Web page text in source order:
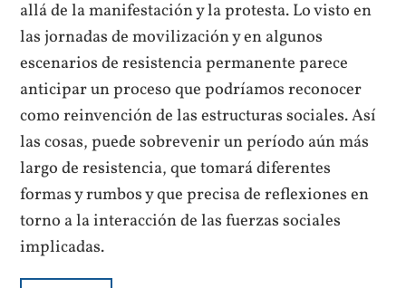
allá de la manifestación y la protesta. Lo visto en
las jornadas de movilización y en algunos
escenarios de resistencia permanente parece
anticipar un proceso que podríamos reconocer
como reinvención de las estructuras sociales. Así
las cosas, puede sobrevenir un período aún más
largo de resistencia, que tomará diferentes
formas y rumbos y que precisa de reflexiones en
torno a la interacción de las fuerzas sociales
implicadas.